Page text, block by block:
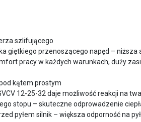
szlifującego
giętkiego przenoszącego napęd – niższa
pracy w każdych warunkach, duży
kątem prostym
12-25-32 daje możliwość reakcji na
stopu – skuteczne odprowadzenie
pyłem silnik – większa odporność na